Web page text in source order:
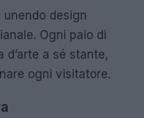
unendo design
Ogni paio di
d’arte a sé stante,
ogni visitatore.